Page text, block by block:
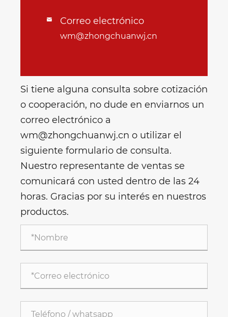
 Correo electrónico
wm@zhongchuanwj.cn
Si tiene alguna consulta sobre cotización
o cooperación, no dude en enviarnos un
correo electrónico a
wm@zhongchuanwj.cn o utilizar el
siguiente formulario de consulta.
Nuestro representante de ventas se
comunicará con usted dentro de las 24
horas. Gracias por su interés en nuestros
productos.